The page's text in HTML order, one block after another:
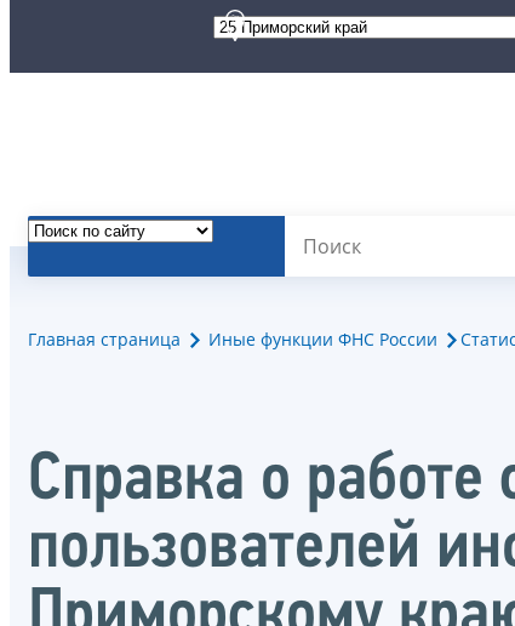
Главная страница Иные функции ФНС России
Справка о
пользователей